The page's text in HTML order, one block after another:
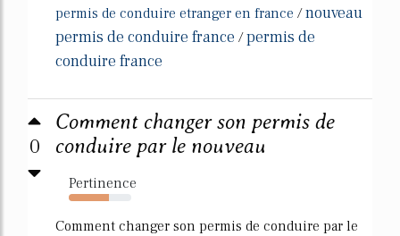
permis de conduire etranger en france /nouveau
permis de conduire france /permis de
conduire france
0
Comment changer son permis de
conduire par le nouveau
Pertinence
64%
Comment changer son permis de conduire par le